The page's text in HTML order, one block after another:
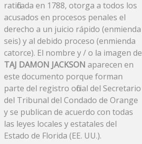
ratificada en 1788, otorga a todos los
acusados ​​en procesos penales el
derecho a un juicio rápido (enmienda
seis) y al debido proceso (enmienda
catorce). El nombre y / o la imagen de
TAJ DAMON JACKSON aparecen en
este documento porque forman
parte del registro oficial del Secretario
del Tribunal del Condado de Orange
y se publican de acuerdo con todas
las leyes locales y estatales del
Estado de Florida (EE. UU.).